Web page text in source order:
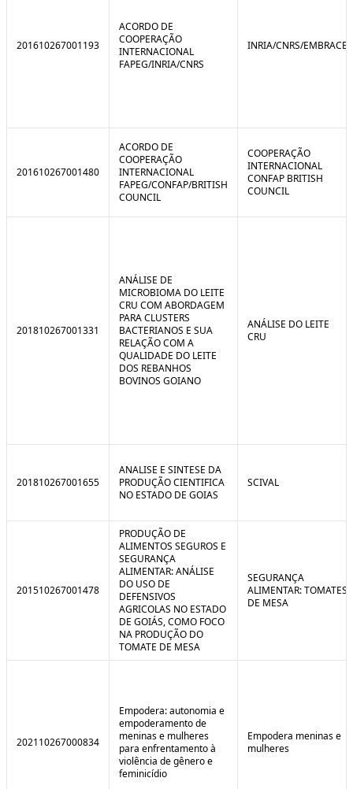
201610267001193
ACORDO DE
COOPERAÇÃO
INTERNACIONAL
FAPEG/INRIA/CNRS
INRIA/CNRS/EMBRACE
201610267001480
ACORDO DE
COOPERAÇÃO
INTERNACIONAL
FAPEG/CONFAP/BRITISH
COUNCIL
COOPERAÇÃO
INTERNACIONAL
CONFAP BRITISH
COUNCIL
201810267001331
ANÁLISE DE
MICROBIOMA DO LEITE
CRU COM ABORDAGEM
PARA CLUSTERS
BACTERIANOS E SUA
RELAÇÃO COM A
QUALIDADE DO LEITE
DOS REBANHOS
BOVINOS GOIANO
ANÁLISE DO LEITE
CRU
201810267001655
ANALISE E SINTESE DA
PRODUÇÃO CIENTIFICA
NO ESTADO DE GOIAS
SCIVAL
201510267001478
PRODUÇÃO DE
ALIMENTOS SEGUROS E
SEGURANÇA
ALIMENTAR: ANÁLISE
DO USO DE
DEFENSIVOS
AGRICOLAS NO ESTADO
DE GOIÁS, COMO FOCO
NA PRODUÇÃO DO
TOMATE DE MESA
SEGURANÇA
ALIMENTAR: TOMATES
DE MESA
202110267000834
Empodera: autonomia e
empoderamento de
meninas e mulheres
para enfrentamento à
violência de gênero e
feminicídio
Empodera meninas e
mulheres